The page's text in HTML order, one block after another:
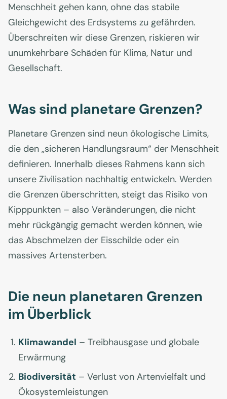
Menschheit gehen kann, ohne das stabile
Gleichgewicht des Erdsystems zu gefährden.
Überschreiten wir diese Grenzen, riskieren wir
unumkehrbare Schäden für Klima, Natur und
Gesellschaft.
Was sind planetare Grenzen?
Planetare Grenzen sind neun ökologische Limits,
die den „sicheren Handlungsraum“ der Menschheit
definieren. Innerhalb dieses Rahmens kann sich
unsere Zivilisation nachhaltig entwickeln. Werden
die Grenzen überschritten, steigt das Risiko von
Kipppunkten – also Veränderungen, die nicht
mehr rückgängig gemacht werden können, wie
das Abschmelzen der Eisschilde oder ein
massives Artensterben.
Die neun planetaren Grenzen
im Überblick
Klimawandel – Treibhausgase und globale
Erwärmung
Biodiversität – Verlust von Artenvielfalt und
Ökosystemleistungen